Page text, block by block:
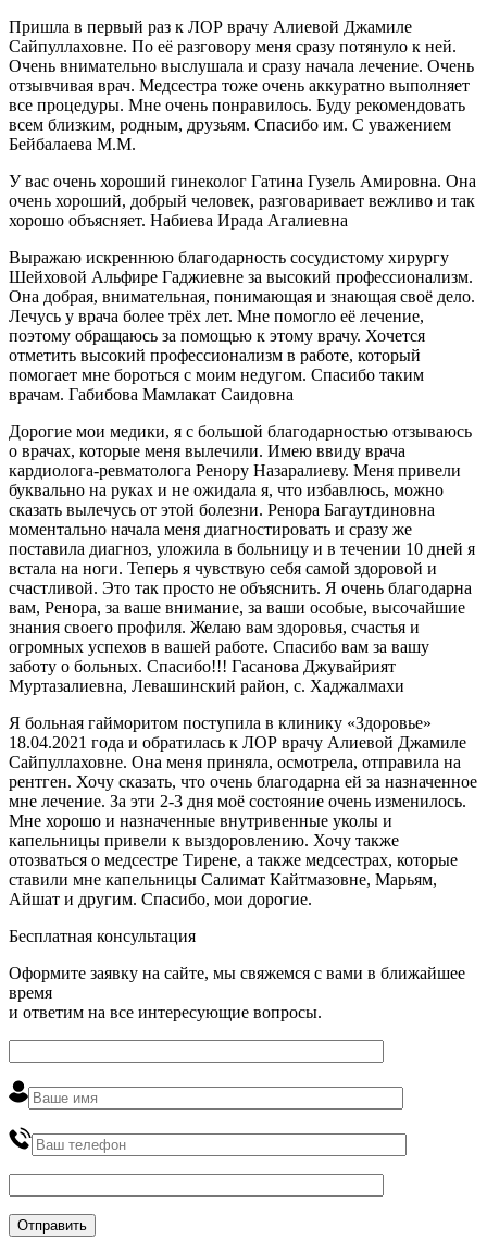
Пришла в первый раз к ЛОР врачу Алиевой Джамиле
Сайпуллаховне. По её разговору меня сразу потянуло к ней.
Очень внимательно выслушала и сразу начала лечение. Очень
отзывчивая врач. Медсестра тоже очень аккуратно выполняет
все процедуры. Мне очень понравилось. Буду рекомендовать
всем близким, родным, друзьям. Спасибо им. С уважением
Бейбалаева М.М.
У вас очень хороший гинеколог Гатина Гузель Амировна. Она
очень хороший, добрый человек, разговаривает вежливо и так
хорошо объясняет. Набиева Ирада Агалиевна
Выражаю искреннюю благодарность сосудистому хирургу
Шейховой Альфире Гаджиевне за высокий профессионализм.
Она добрая, внимательная, понимающая и знающая своё дело.
Лечусь у врача более трёх лет. Мне помогло её лечение,
поэтому обращаюсь за помощью к этому врачу. Хочется
отметить высокий профессионализм в работе, который
помогает мне бороться с моим недугом. Спасибо таким
врачам. Габибова Мамлакат Саидовна
Дорогие мои медики, я с большой благодарностью отзываюсь
о врачах, которые меня вылечили. Имею ввиду врача
кардиолога-ревматолога Ренору Назаралиеву. Меня привели
буквально на руках и не ожидала я, что избавлюсь, можно
сказать вылечусь от этой болезни. Ренора Багаутдиновна
моментально начала меня диагностировать и сразу же
поставила диагноз, уложила в больницу и в течении 10 дней я
встала на ноги. Теперь я чувствую себя самой здоровой и
счастливой. Это так просто не объяснить. Я очень благодарна
вам, Ренора, за ваше внимание, за ваши особые, высочайшие
знания своего профиля. Желаю вам здоровья, счастья и
огромных успехов в вашей работе. Спасибо вам за вашу
заботу о больных. Спасибо!!! Гасанова Джувайрият
Муртазалиевна, Левашинский район, с. Хаджалмахи
Я больная гайморитом поступила в клинику «Здоровье»
18.04.2021 года и обратилась к ЛОР врачу Алиевой Джамиле
Сайпуллаховне. Она меня приняла, осмотрела, отправила на
рентген. Хочу сказать, что очень благодарна ей за назначенное
мне лечение. За эти 2-3 дня моё состояние очень изменилось.
Мне хорошо и назначенные внутривенные уколы и
капельницы привели к выздоровлению. Хочу также
отозваться о медсестре Тирене, а также медсестрах, которые
ставили мне капельницы Салимат Кайтмазовне, Марьям,
Айшат и другим. Спасибо, мои дорогие.
Бесплатная консультация
Оформите заявку на сайте, мы свяжемся с вами в ближайшее
время
и ответим на все интересующие вопросы.